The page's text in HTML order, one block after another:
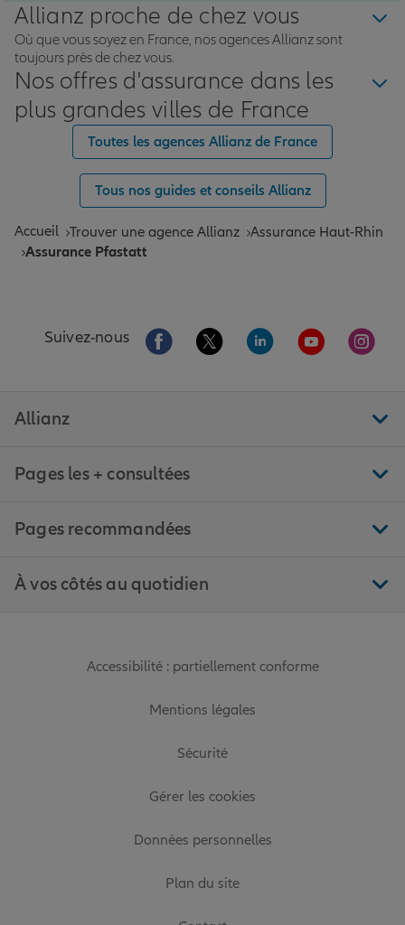
Allianz proche de chez vous
Où que vous soyez en France, nos agences Allianz sont
toujours près de chez vous.
Nos offres d'assurance dans les
plus grandes villes de France
Toutes les agences Allianz de France
Tous nos guides et conseils Allianz
Accueil Trouver une agence Allianz Assurance Haut-Rhin
Assurance Pfastatt
Suivez-nous Aller sur la page Facebook de Allianz
Aller sur la page Twitter de
Aller sur la page
Aller sur la
Aller
Allianz
Pages les + consultées
Pages recommandées
À vos côtés au quotidien
Accessibilité : partiellement conforme
Mentions légales
Sécurité
Gérer les cookies
Données personnelles
Plan du site